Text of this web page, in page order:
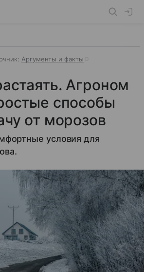
Аргументы и факты
Агроном
способы
от морозов
условия для